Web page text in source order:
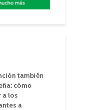
también
cómo
a los
a